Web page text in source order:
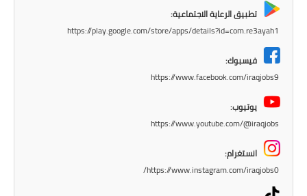
المرحلة المتوسطة
تطبيق الرعاية الاجتماعية:
https://play.google.com/store/apps/details?id=com.re3ayah1
فيسبوك:
https://www.facebook.com/iraqjobs9
يوتيوب:
https://www.youtube.com/@iraqjobs
انستغرام:
https://www.instagram.com/iraqjobs0/